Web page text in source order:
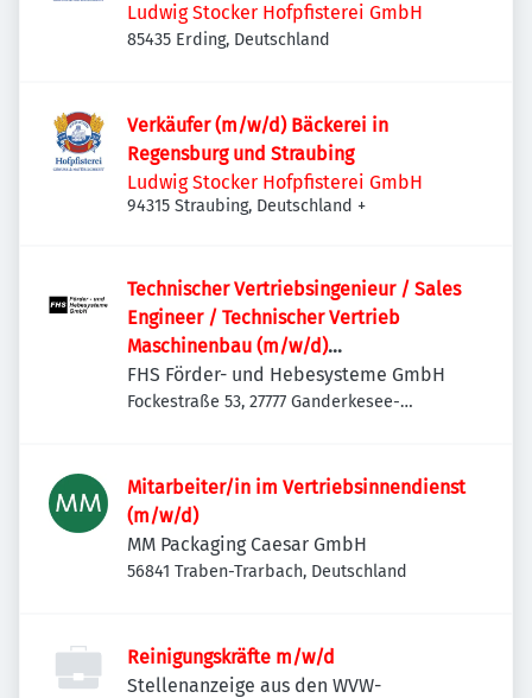
Ludwig Stocker Hofpfisterei GmbH
85435 Erding, Deutschland
Verkäufer (m/w/d) Bäckerei in
Regensburg und Straubing
Ludwig Stocker Hofpfisterei GmbH
94315 Straubing, Deutschland +
Technischer Vertriebsingenieur / Sales
Engineer / Technischer Vertrieb
Maschinenbau (m/w/d)
Sondermaschinenbau | Anlagenbau |
Projektvertrieb | International
FHS Förder- und Hebesysteme GmbH
Fockestraße 53, 27777 Ganderkesee-
Mitarbeiter/in im Vertriebsinnendienst
(m/w/d)
MM Packaging Caesar GmbH
56841 Traben-Trarbach, Deutschland
Reinigungskräfte m/w/d
Stellenanzeige aus den WVW-